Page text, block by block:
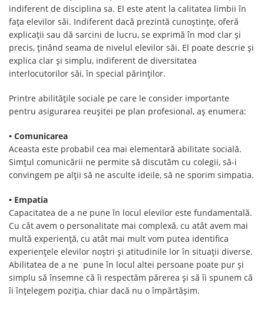
indiferent de disciplina sa. El este atent la calitatea limbii în
fața elevilor săi. Indiferent dacă prezintă cunoștințe, oferă
explicații sau dă sarcini de lucru, se exprimă în mod clar și
precis, ținând seama de nivelul elevilor săi. El poate descrie și
explica clar și simplu, indiferent de diversitatea
interlocutorilor săi, în special părinților.
Printre abilitățile sociale pe care le consider importante
pentru asigurarea reușitei pe plan profesional, aș enumera:
• Comunicarea
Aceasta este probabil cea mai elementară abilitate socială.
Simțul comunicării ne permite să discutăm cu colegii, să-i
convingem pe alții să ne asculte ideile, să ne sporim simpatia.
• Empatia
Capacitatea de a ne pune în locul elevilor este fundamentală.
Cu cât avem o personalitate mai complexă, cu atât avem mai
multă experiență, cu atât mai mult vom putea identifica
experiențele elevilor noștri și atitudinile lor în situații diverse.
Abilitatea de a ne pune în locul altei persoane poate pur și
simplu să însemne că îi respectăm părerea și să îi spunem că
îi înțelegem poziția, chiar dacă nu o împărtășim.